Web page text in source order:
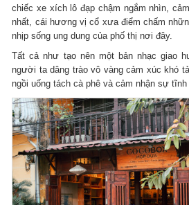
chiếc xe xích lô đạp chậm ngắm nhìn,
nhất, cái hương vị cổ xưa điểm chấm
nhịp sống ung dung của phố thị nơi đây.
Tất cả như tạo nên một bản nhạc giao
người ta dâng trào vô vàng cảm xúc khó
ngồi uống tách cà phê và cảm nhận sự tĩnh